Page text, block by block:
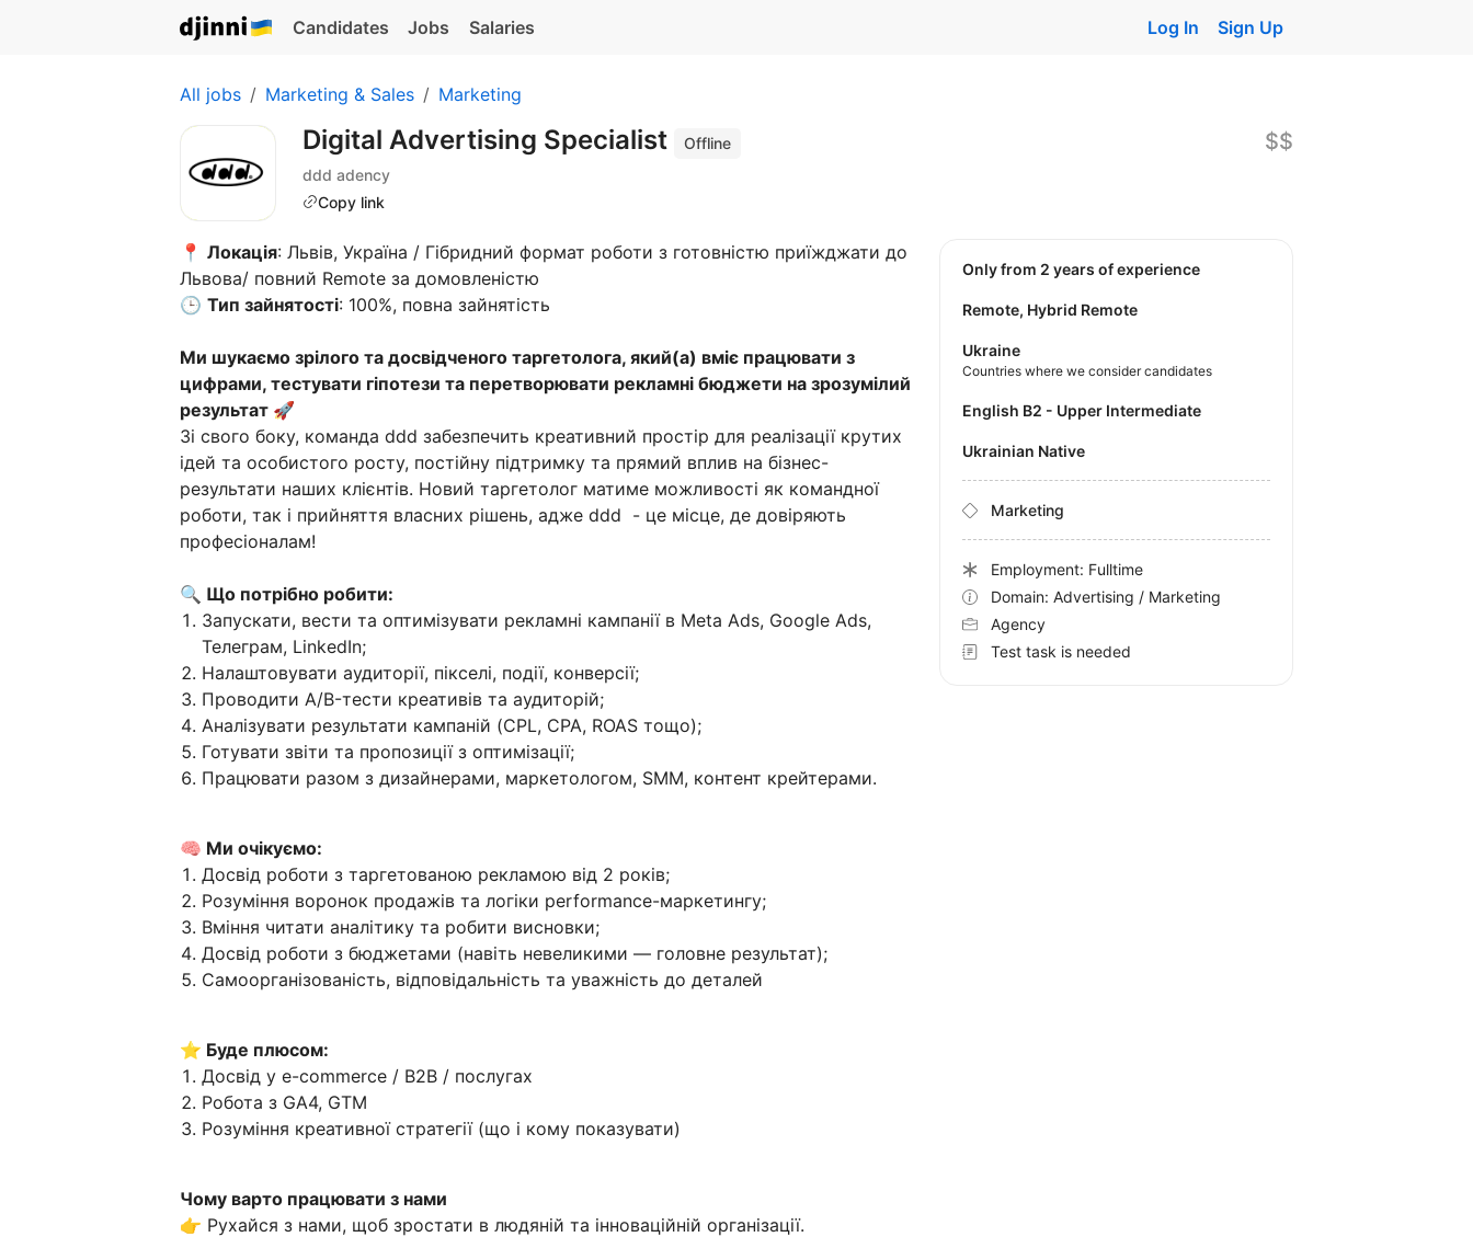
Candidates Jobs Salaries Log In Sign Up
All jobs Marketing & Sales Marketing
Digital Advertising Specialist
Offline
ddd adency
Copy link
$$
📍 Локація: Львів, Україна / Гібридний формат роботи з готовністю приїжджати до
Львова/ повний Remote за домовленістю
🕒 Тип зайнятості: 100%, повна зайнятість
Ми шукаємо зрілого та досвідченого таргетолога, який(а) вміє працювати з
цифрами, тестувати гіпотези та перетворювати рекламні бюджети на зрозумілий
результат 🚀
Зі свого боку, команда ddd забезпечить креативний простір для реалізації крутих
ідей та особистого росту, постійну підтримку та прямий вплив на бізнес-
результати наших клієнтів. Новий таргетолог матиме можливості як командної
роботи, так і прийняття власних рішень, адже ddd - це місце, де довіряють
професіоналам!
🔍 Що потрібно робити:
Запускати, вести та оптимізувати рекламні кампанії в Meta Ads, Google Ads,
Телеграм, LinkedIn;
Налаштовувати аудиторії, пікселі, події, конверсії;
Проводити A/B-тести креативів та аудиторій;
Аналізувати результати кампаній (CPL, CPA, ROAS тощо);
Готувати звіти та пропозиції з оптимізації;
Працювати разом з дизайнерами, маркетологом, SMM, контент крейтерами.
🧠 Ми очікуємо:
Досвід роботи з таргетованою рекламою від 2 років;
Розуміння воронок продажів та логіки performance-маркетингу;
Вміння читати аналітику та робити висновки;
Досвід роботи з бюджетами (навіть невеликими — головне результат);
Самоорганізованість, відповідальність та уважність до деталей
⭐️ Буде плюсом:
Досвід у e-commerce / B2B / послугах
Робота з GA4, GTM
Розуміння креативної стратегії (що і кому показувати)
Чому варто працювати з нами
👉 Рухайся з нами, щоб зростати в людяній та інноваційній організації.
Only from 2 years of experience
Remote, Hybrid Remote
Ukraine
Countries where we consider candidates
English B2 - Upper Intermediate
Ukrainian Native
Marketing
Employment: Fulltime
Domain: Advertising / Marketing
Agency
Test task is needed